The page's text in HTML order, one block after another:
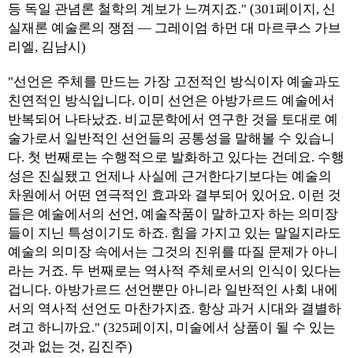
등 독일 관념론 철학의 계보가 느껴지죠." (301페이지, 신
실재론 예술론의 쟁점 — 그레이엄 하먼 대 마르쿠스 가브
리엘, 김남시)
"선언은 주체를 만드는 가장 고전적인 방식이자 예술과도
친연적인 방식입니다. 이미 선언은 아방가르드 예술에서
반복되어 나타났죠. 비교문학에서 연구한 것을 토대로 예
술가로서 일반적인 선언들의 공통성을 말해볼 수 있습니
다. 첫 번째로는 수행적으로 발화하고 있다는 건데요. 수행
성은 진실됐고 언제나 사실에 근거한다기보다는 예술의
차원에서 어떤 연극적인 효과와 결부되어 있어요. 이런 것
들은 예술에서의 선언, 예술작품이 말하고자 하는 의미장
들이 지닌 특성이기도 하죠. 힘을 가지고 있는 말일지라도
예술의 의미장 속에서는 그것의 진위를 따질 문제가 아니
라는 거죠. 두 번째로는 역사적 주체로서의 인식이 있다는
겁니다. 아방가르드 선언뿐만 아니라 일반적인 사회 내에
서의 역사적 선언도 마찬가지죠. 항상 과거 시대와 결별하
려고 하니까요." (325페이지, 미술에서 상품이 될 수 있는
것과 없는 것, 김진주)